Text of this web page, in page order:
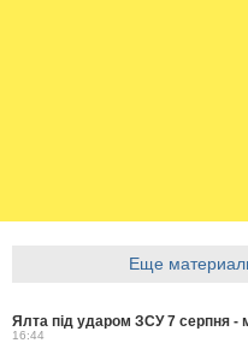
Еще
Ялта під ударом ЗСУ 7 серпня -
16:44